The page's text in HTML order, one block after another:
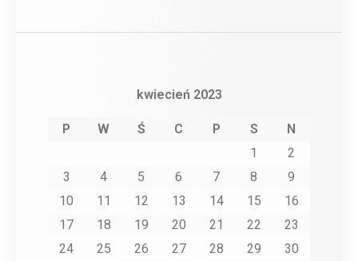
kwiecień 2023
P W Ś C P S
N
1
2
3
4 5 6 7 8
9
10
11 12 13 14 15
16
17
18 19 20 21 22
23
24
25 26 27 28 29 30